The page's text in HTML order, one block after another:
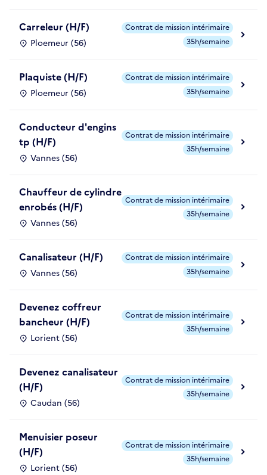
Carreleur (H/F)
Ploemeur (56)
Contrat de mission intérimaire
35h/semaine
Plaquiste (H/F)
Ploemeur (56)
Contrat de mission intérimaire
35h/semaine
Conducteur d'engins
tp (H/F)
Vannes (56)
Contrat de mission intérimaire
35h/semaine
Chauffeur de cylindre
enrobés (H/F)
Vannes (56)
Contrat de mission intérimaire
35h/semaine
Canalisateur (H/F)
Vannes (56)
Contrat de mission intérimaire
35h/semaine
Devenez coffreur
bancheur (H/F)
Lorient (56)
Contrat de mission intérimaire
35h/semaine
Devenez canalisateur
(H/F)
Caudan (56)
Contrat de mission intérimaire
35h/semaine
Menuisier poseur
(H/F)
Lorient (56)
Contrat de mission intérimaire
35h/semaine